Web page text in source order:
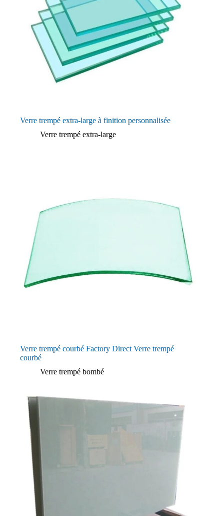
Verre trempé extra-large à finition personnalisée
Verre trempé extra-large
Verre trempé courbé Factory Direct Verre trempé
courbé
Verre trempé bombé